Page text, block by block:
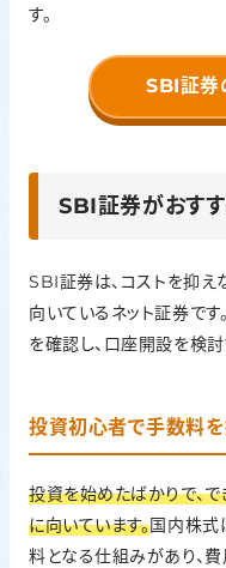
す。
SBI証券
SBI証券がおす
SBI証券は、コストを抑
向いているネット証券で
を確認し、口座開設を検討
投資初心者で手数料
投資を始めたばかりで、
に向いています。国内株式
料となる仕組みがあり、